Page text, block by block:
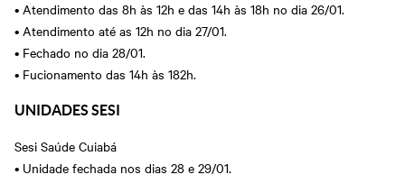
• Atendimento das 8h às 12h e das 14h às 18h no dia 26/01.
• Atendimento até as 12h no dia 27/01.
• Fechado no dia 28/01.
• Fucionamento das 14h às 182h.
UNIDADES SESI
Sesi Saúde Cuiabá
• Unidade fechada nos dias 28 e 29/01.